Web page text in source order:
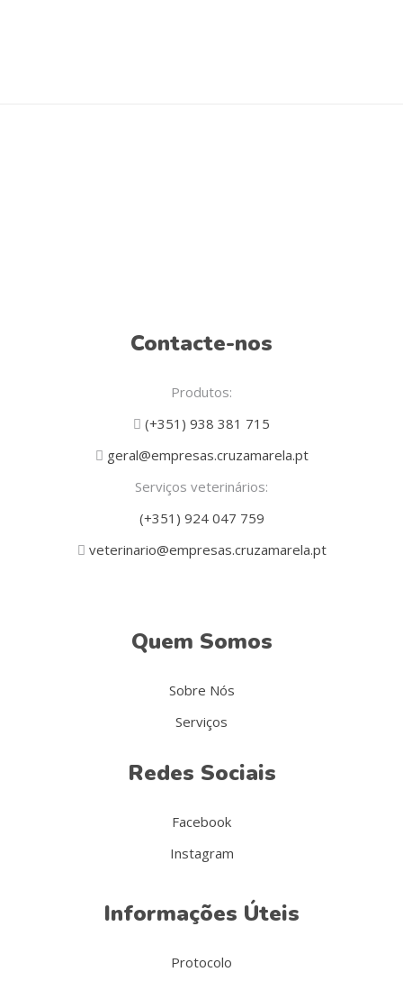
Contacte-nos
Produtos:
(+351) 938 381 715
geral@empresas.cruzamarela.pt
Serviços veterinários:
(+351) 924 047 759
veterinario@empresas.cruzamarela.pt
Quem Somos
Sobre Nós
Serviços
Redes Sociais
Facebook
Instagram
Informações Úteis
Protocolo